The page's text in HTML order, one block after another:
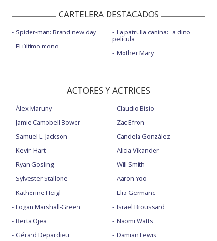
CARTELERA DESTACADOS
Spider-man: Brand new day
El último mono
La patrulla canina: La dino
película
Mother Mary
ACTORES Y ACTRICES
Àlex Maruny
Jamie Campbell Bower
Samuel L. Jackson
Kevin Hart
Ryan Gosling
Sylvester Stallone
Katherine Heigl
Logan Marshall-Green
Berta Ojea
Gérard Depardieu
Claudio Bisio
Zac Efron
Candela González
Alicia Vikander
Will Smith
Aaron Yoo
Elio Germano
Israel Broussard
Naomi Watts
Damian Lewis